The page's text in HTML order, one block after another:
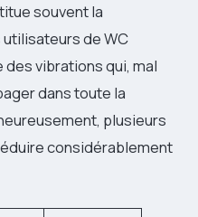
souvent la
de WC
vibrations qui, mal
dans toute la
plusieurs
considérablement